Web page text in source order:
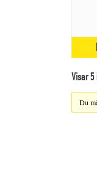
Visar
Du